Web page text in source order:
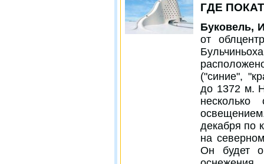
ГДЕ
Буковель,
от
("синие",
до 1372 м.
несколько
декабря по
на
Он будет